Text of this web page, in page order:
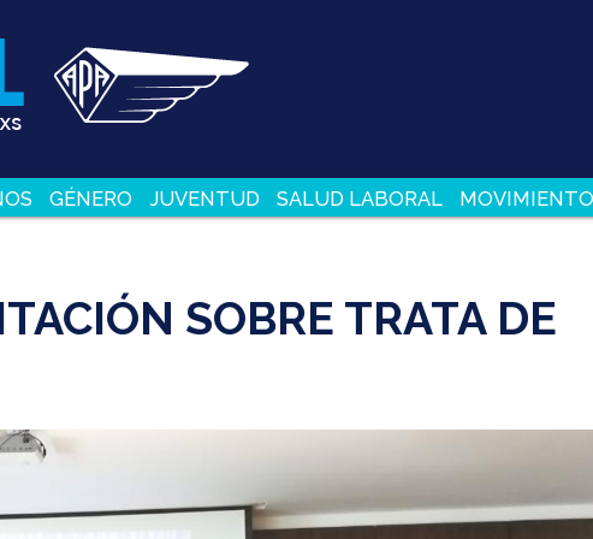
GÉNERO JUVENTUD SALUD LABORAL
SOBRE TRATA DE